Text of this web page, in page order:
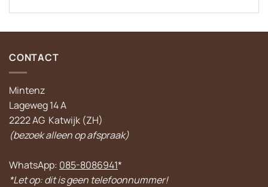
CONTACT
Mintenz
Lageweg 14 A
2222 AG Katwijk (ZH)
(bezoek alleen op afspraak)
WhatsApp: 085-8086941*
*Let op: dit is geen telefoonnummer!